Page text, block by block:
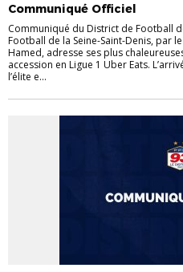
Communiqué Officiel
Communiqué du District de Football
Football de la Seine-Saint-Denis, par
Hamed, adresse ses plus
accession en Ligue 1 Uber Eats.
l’élite e...